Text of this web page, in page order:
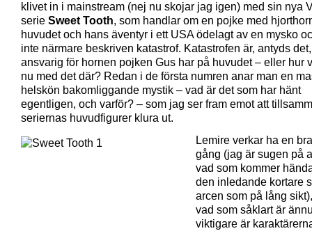
klivet in i mainstream (nej nu skojar jag igen) med sin nya
serie Sweet Tooth, som handlar om en pojke med
huvudet och hans äventyr i ett USA ödelagt av en mysko
inte närmare beskriven katastrof. Katastrofen är, antyds det,
ansvarig för hornen pojken Gus har på huvudet – eller hur
nu med det där? Redan i de första numren anar man en
helskön bakomliggande mystik – vad är det som har hänt
egentligen, och varför? – som jag ser fram emot att
seriernas huvudfigurer klura ut.
Lemire verkar ha en
gång (jag är sugen på
vad som kommer
den inledande kortare
arcen som på lång
vad som såklart är
viktigare är